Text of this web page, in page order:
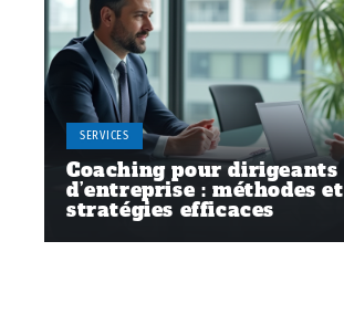
SERVICES
Coaching pour dirigeants
d’entreprise : méthodes et
stratégies efficaces